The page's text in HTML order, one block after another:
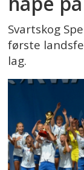
Svartskog
første
lag.